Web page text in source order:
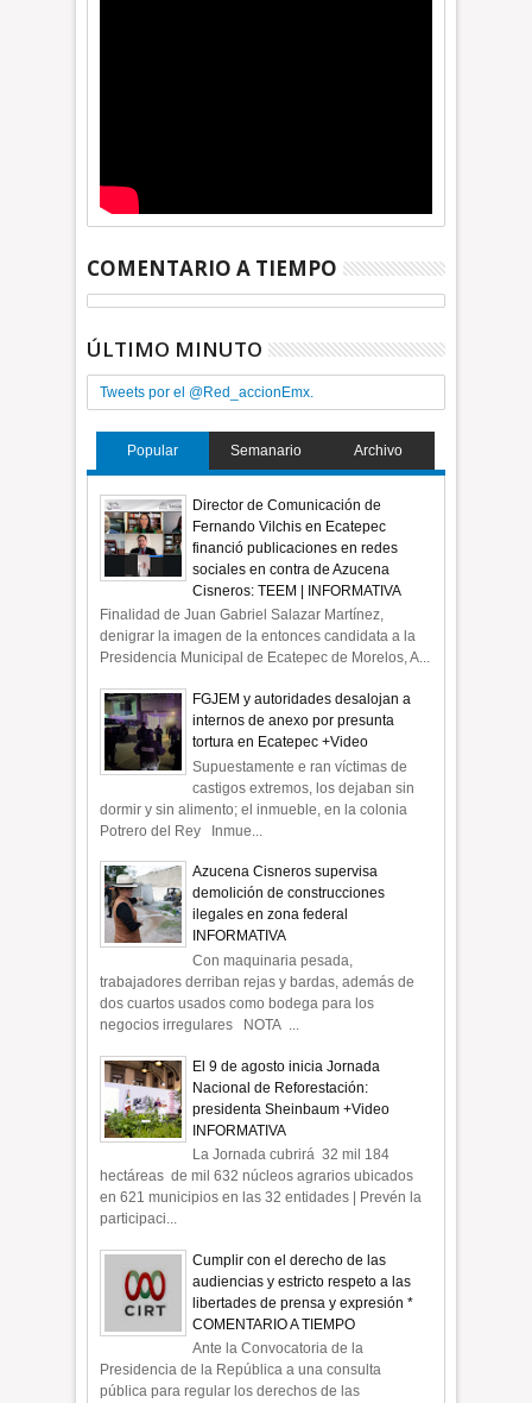
COMENTARIO A TIEMPO
ÚLTIMO MINUTO
Tweets por el @Red_accionEmx.
Popular Semanario Archivo
Director de Comunicación de
Fernando Vilchis en Ecatepec
financió publicaciones en redes
sociales en contra de Azucena
Cisneros: TEEM | INFORMATIVA
Finalidad de Juan Gabriel Salazar Martínez,
denigrar la imagen de la entonces candidata a la
Presidencia Municipal de Ecatepec de Morelos, A...
FGJEM y autoridades desalojan a
internos de anexo por presunta
tortura en Ecatepec +Video
Supuestamente e ran víctimas de
castigos extremos, los dejaban sin
dormir y sin alimento; el inmueble, en la colonia
Potrero del Rey Inmue...
Azucena Cisneros supervisa
demolición de construcciones
ilegales en zona federal
INFORMATIVA
Con maquinaria pesada,
trabajadores derriban rejas y bardas, además de
dos cuartos usados como bodega para los
negocios irregulares NOTA ...
El 9 de agosto inicia Jornada
Nacional de Reforestación:
presidenta Sheinbaum +Video
INFORMATIVA
La Jornada cubrirá 32 mil 184
hectáreas de mil 632 núcleos agrarios ubicados
en 621 municipios en las 32 entidades | Prevén la
participaci...
Cumplir con el derecho de las
audiencias y estricto respeto a las
libertades de prensa y expresión *
COMENTARIO A TIEMPO
Ante la Convocatoria de la
Presidencia de la República a una consulta
pública para regular los derechos de las